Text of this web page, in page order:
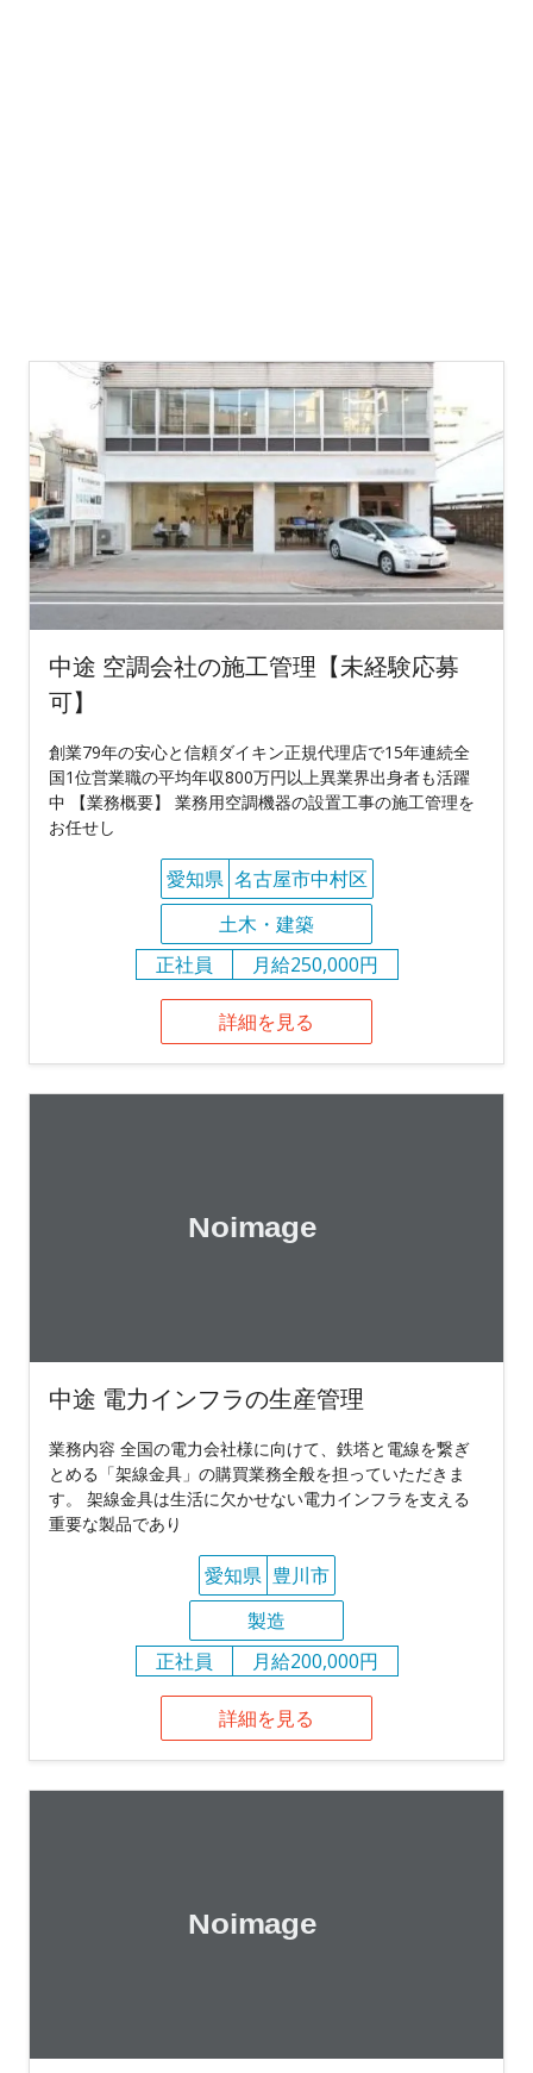
中途 空調会社の施工管理【未経験応募
可】
創業79年の安心と信頼ダイキン正規代理店で15年連続全
国1位営業職の平均年収800万円以上異業界出身者も活躍
中 【業務概要】 業務用空調機器の設置工事の施工管理を
お任せし
愛知県 名古屋市中村区
土木・建築
正社員
月給250,000円
詳細を見る
中途 電力インフラの生産管理
業務内容 全国の電力会社様に向けて、鉄塔と電線を繋ぎ
とめる「架線金具」の購買業務全般を担っていただきま
す。 架線金具は生活に欠かせない電力インフラを支える
重要な製品であり
愛知県 豊川市
製造
正社員
月給200,000円
詳細を見る